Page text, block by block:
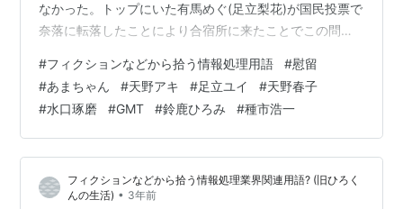
なかった。トップにいた有馬めぐ(足立梨花)が国民投票で
奈落に転落したことにより合宿所に来たことでこの問題
ン(蔵下穂波)は既に帰省から戻っていた。その頃、アキは
海女カフェで働いていた。すっかり自信を失っていたの
である。大吉は潮騒のメモリーズ再結成だと邪念を抱く
有様であった。またアキが落ち込んでいることを春子は
さりげなくユイに伝え、ユイは申し訳ない気持ちを抱い
たようだ。アキ…
#フィクションなどから拾う情報処理用語 #慰留
#あまちゃん #天野アキ #足立ユイ #天野春子
#水口琢磨 #GMT #鈴鹿ひろみ #種市浩一
フィクションなどから拾う情報処理業界関連用語? (旧ひろく
んの生活) • 3年前